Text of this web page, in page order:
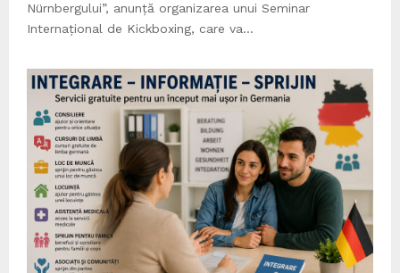
Nürnbergului”, anunță organizarea unui Seminar
Internațional de Kickboxing, care va...